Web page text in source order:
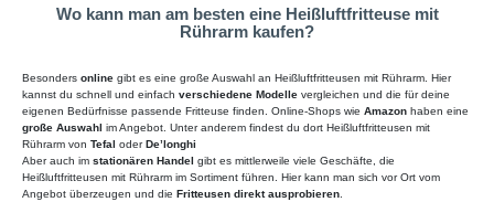
Wo kann man am besten eine Heißluftfritteuse mit
Rührarm kaufen?
Besonders online gibt es eine große Auswahl an Heißluftfritteusen mit Rührarm. Hier
kannst du schnell und einfach verschiedene Modelle vergleichen und die für deine
eigenen Bedürfnisse passende Fritteuse finden. Online-Shops wie Amazon haben eine
große Auswahl im Angebot. Unter anderem findest du dort Heißluftfritteusen mit
Rührarm von Tefal oderDe’longhi
Aber auch im stationären Handel gibt es mittlerweile viele Geschäfte, die
Heißluftfritteusen mit Rührarm im Sortiment führen. Hier kann man sich vor Ort vom
Angebot überzeugen und die Fritteusen direkt ausprobieren